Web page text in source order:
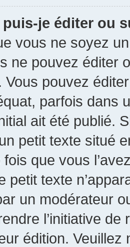
je éditer ou
vous ne soyez
ne pouvez éditer
Vous pouvez
parfois dans
ait été publié.
petit texte situé
que vous
petit texte
un modérateur
l’initiative
édition.